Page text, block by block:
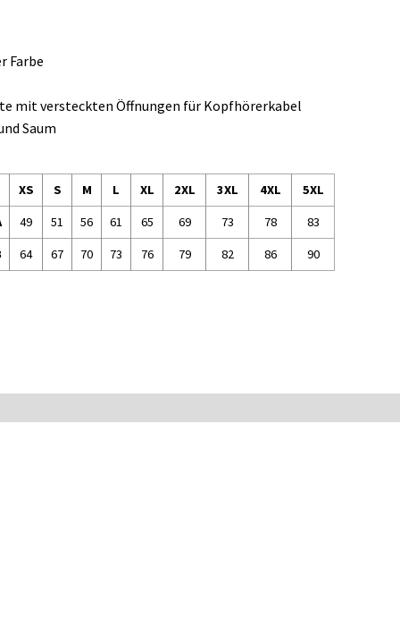
Farbe
mit versteckten Öffnungen für Kopfhörerkabel
Saum
XS S M L XL 2XL 3XL 4XL
5XL
49 51 56 61 65 69 73 78
83
64 67 70 73 76 79 82 86 90